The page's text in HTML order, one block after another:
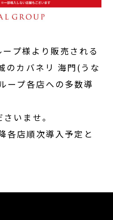
プ様より販売される
のカバネリ 海門(うな
ープ各店への多数導
いませ。
店順次導入予定と